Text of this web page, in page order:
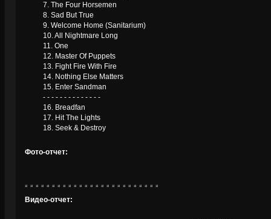
7. The Four Horsemen
8. Sad But True
9. Welcome Home (Sanitarium)
10. All Nightmare Long
11. One
12. Master Of Puppets
13. Fight Fire With Fire
14. Nothing Else Matters
15. Enter Sandman
- - - - - - - - - - - - - -
16. Breadfan
17. Hit The Lights
18. Seek & Destroy
Фото-отчет:
Видео-отчет: